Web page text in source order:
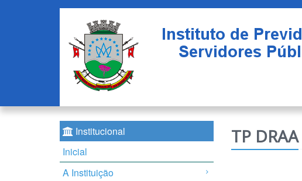
Institucional
Inicial
A Instituição
TP DRAA